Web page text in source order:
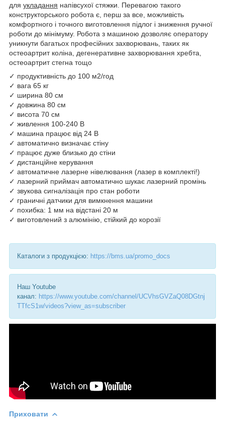
для укладання напівсухої стяжки. Перевагою такого
конструкторського робота є, перш за все, можливість
комфортного і точного виготовлення підлог і зниження ручної
роботи до мінімуму. Робота з машиною дозволяє оператору
уникнути багатьох професійних захворювань, таких як
остеоартрит коліна, дегенеративне захворювання хребта,
остеоартрит стегна тощо
✓ продуктивність до 100 м2/год
✓ вага 65 кг
✓ ширина 80 см
✓ довжина 80 см
✓ висота 70 см
✓ живлення 100-240 В
✓ машина працює від 24 В
✓ автоматично визначає стіну
✓ працює дуже близько до стіни
✓ дистанційне керування
✓ автоматичне лазерне нівелювання (лазер в комплекті!)
✓ лазерний приймач автоматично шукає лазерний промінь
✓ звукова сигналізація про стан роботи
✓ граничні датчики для вимкнення машини
✓ похибка: 1 мм на відстані 20 м
✓ виготовлений з алюмінію, стійкий до корозії
Каталоги з продукцією: https://bms.ua/promo_docs
Наш Youtube
канал: https://www.youtube.com/channel/UCVhsGVZaQ08DGtnj
TTfcS1w/videos?view_as=subscriber
Приховати